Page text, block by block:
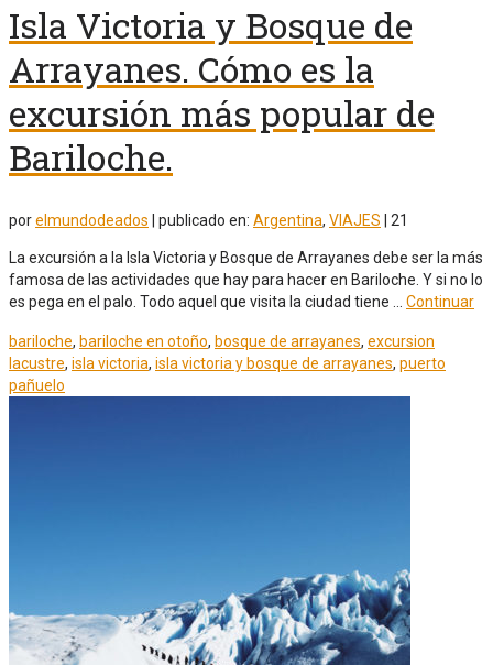
Isla Victoria y Bosque de
Arrayanes. Cómo es la
excursión más popular de
Bariloche.
porelmundodeados publicado en: Argentina, VIAJES 21
La excursión a la Isla Victoria y Bosque de Arrayanes debe ser la más
famosa de las actividades que hay para hacer en Bariloche. Y si no lo
es pega en el palo. Todo aquel que visita la ciudad tiene … Continuar
bariloche, bariloche en otoño, bosque de arrayanes, excursion
lacustre, isla victoria, isla victoria y bosque de arrayanes, puerto
pañuelo